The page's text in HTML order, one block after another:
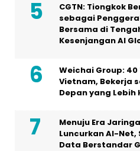
CGTN: Tiongkok
sebagai
Bersama di
Kesenjangan AI
Weichai Group:
Vietnam, Bekerja
Depan yang Lebih
Menuju Era
Luncurkan AI-
Data Berstandar